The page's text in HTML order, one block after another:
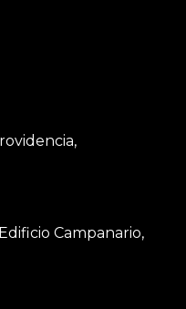
Campanario,